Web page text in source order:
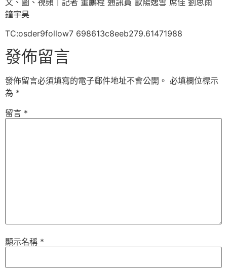
鐘宇昊
TC:osder9follow7 698613c8eeb279.61471988
發佈留言
發佈留言必須填寫的電子郵件地址不會公開。 必填欄位標示
為 *
留言 *
顯示名稱 *